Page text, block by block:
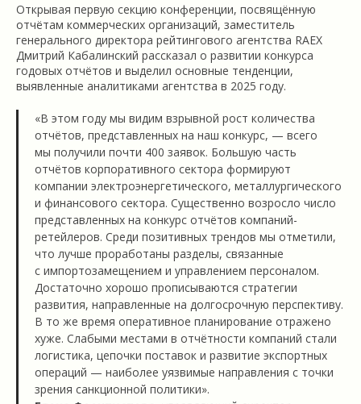
Открывая первую секцию конференции, посвящённую
отчётам коммерческих организаций, заместитель
генерального директора рейтингового агентства RAEX
Дмитрий Кабалинский рассказал о развитии конкурса
годовых отчётов и выделил основные тенденции,
выявленные аналитиками агентства в 2025 году.
«В этом году мы видим взрывной рост количества
отчётов, представленных на наш конкурс, — всего
мы получили почти 400 заявок. Большую часть
отчётов корпоративного сектора формируют
компании электроэнергетического, металлургического
и финансового сектора. Существенно возросло число
представленных на конкурс отчётов компаний-
ретейлеров. Среди позитивных трендов мы отметили,
что лучше проработаны разделы, связанные
с импортозамещением и управлением персоналом.
Достаточно хорошо прописываются стратегии
развития, направленные на долгосрочную перспективу.
В то же время оперативное планирование отражено
хуже. Слабыми местами в отчётности компаний стали
логистика, цепочки поставок и развитие экспортных
операций — наиболее уязвимые направления с точки
зрения санкционной политики».